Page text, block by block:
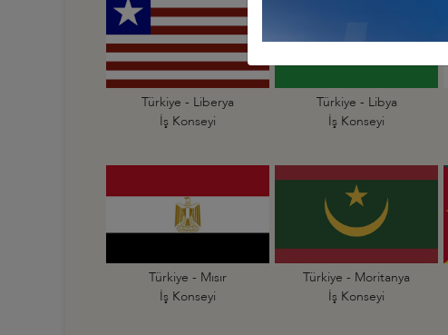
Türkiye - Liberya
İş Konseyi
Türkiye - Libya
İş Konseyi
Türkiye - Mısır
İş Konseyi
Türkiye - Moritanya
İş Konseyi